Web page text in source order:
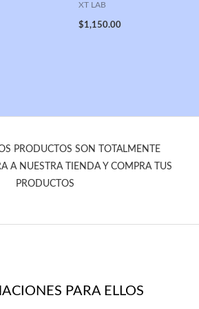
XT LAB
$1,150.00
PRODUCTOS SON TOTALMENTE
A NUESTRA TIENDA Y COMPRA TUS
PRODUCTOS
PARA ELLOS